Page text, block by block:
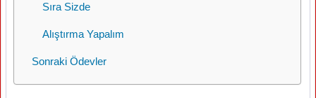
Sıra Sizde
Alıştırma Yapalım
Sonraki Ödevler